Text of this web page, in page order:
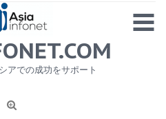
アでの成功をサポート